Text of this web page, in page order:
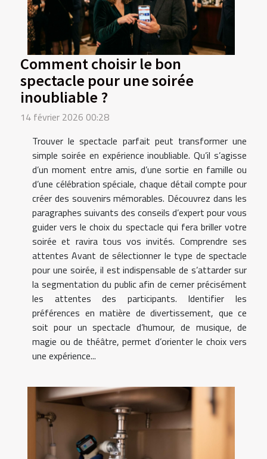
Comment choisir le bon
spectacle pour une soirée
inoubliable ?
14 février 2026 00:28
Trouver le spectacle parfait peut transformer une
simple soirée en expérience inoubliable. Qu’il s’agisse
d’un moment entre amis, d’une sortie en famille ou
d’une célébration spéciale, chaque détail compte pour
créer des souvenirs mémorables. Découvrez dans les
paragraphes suivants des conseils d’expert pour vous
guider vers le choix du spectacle qui fera briller votre
soirée et ravira tous vos invités. Comprendre ses
attentes Avant de sélectionner le type de spectacle
pour une soirée, il est indispensable de s’attarder sur
la segmentation du public afin de cerner précisément
les attentes des participants. Identifier les
préférences en matière de divertissement, que ce
soit pour un spectacle d’humour, de musique, de
magie ou de théâtre, permet d’orienter le choix vers
une expérience...